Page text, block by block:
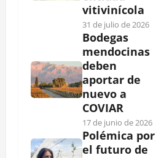
vitivinícola
31 de julio de 2026
Bodegas
mendocinas
deben
aportar de
nuevo a
COVIAR
17 de junio de 2026
Polémica por
el futuro de